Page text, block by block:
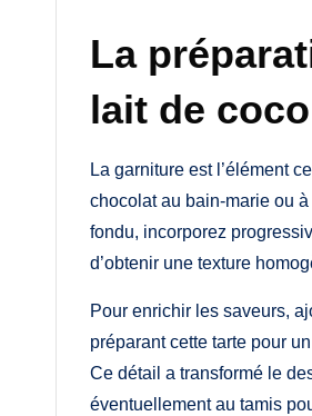
La
lait de
La garniture est l’élément
chocolat au bain-marie ou
fondu, incorporez
d’obtenir une texture
Pour enrichir les saveurs,
préparant cette tarte pour
Ce détail a transformé le
éventuellement au tamis